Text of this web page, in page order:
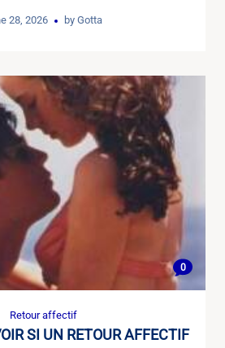
28, 2026 by Gotta
0
Retour affectif
SI UN RETOUR AFFECTIF